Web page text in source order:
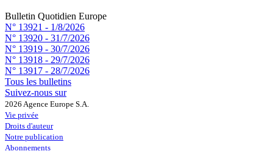
Bulletin Quotidien Europe
N° 13921 - 1/8/2026
N° 13920 - 31/7/2026
N° 13919 - 30/7/2026
N° 13918 - 29/7/2026
N° 13917 - 28/7/2026
Tous les bulletins
Suivez-nous sur
2026 Agence Europe S.A.
Vie privée
Droits d'auteur
Notre publication
Abonnements